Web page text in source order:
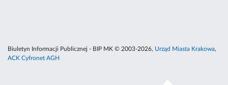
Biuletyn Informacji Publicznej - BIP MK © 2003-2026, Urząd Miasta Krakowa,
ACK Cyfronet AGH